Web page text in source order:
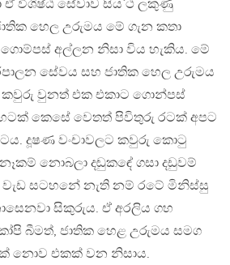
විශිෂ්ඨ සේවාව සිය`ථ ලකුණු
හෙල උරුමය මේ ගැන කතා
අල්ලන නිසා විය හැකිය. මේ
සේවය සහ ජාතික හෙල උරුමය
වුනත් එක එකාට ගොන්පස්
කෙසේ වෙතත් පිවිතුරු රටක් අපට
දූෂණ වංචාවලට කවුරු කොටු
නොබලා දඬුකඳේ ගසා දඩුවම්
සටහනේ නැති නම් රටේ මිනිස්සු
සිකුරුය. ඒ අරලිය ගහ
බීමත්, ජාතික හෙළ උරුමය සමග
නොව එකක් වන නිසාය.